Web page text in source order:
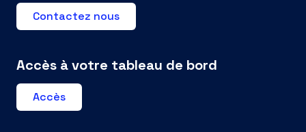
Contactez nous
Accès à votre tableau de bord
Accès